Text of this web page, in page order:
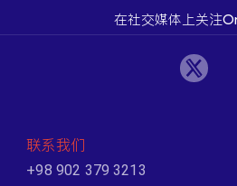
在社交媒体上关注
联系我们
+98 902 379 3213